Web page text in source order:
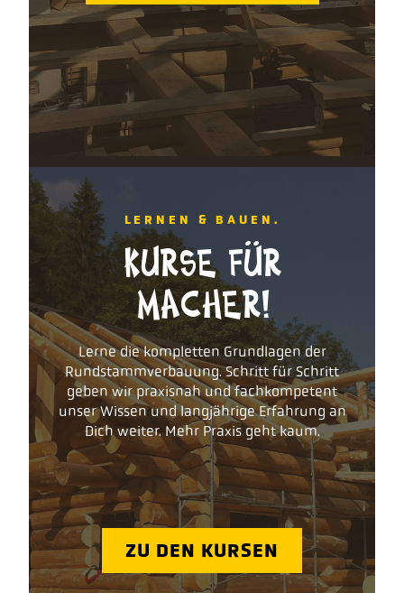
LERNEN & BAUEN.
KURSE FÜR
MACHER!
Lerne die kompletten Grundlagen der
Rundstammverbauung. Schritt für Schritt
geben wir praxisnah und fachkompetent
unser Wissen und langjährige Erfahrung an
Dich weiter. Mehr Praxis geht kaum.
ZU DEN KURSEN